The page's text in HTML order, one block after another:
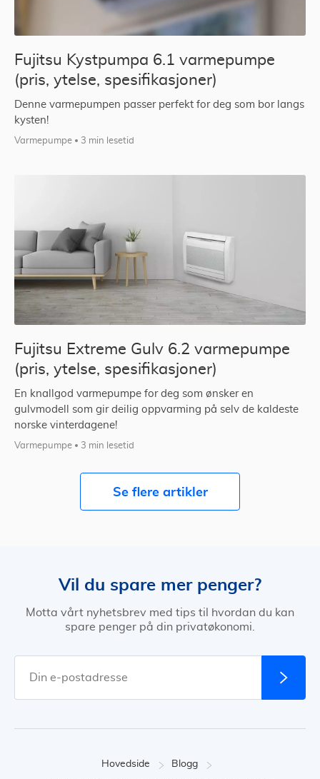
Fujitsu Kystpumpa 6.1 varmepumpe
(pris, ytelse, spesifikasjoner)
Denne varmepumpen passer perfekt for deg som bor langs
kysten!
Varmepumpe 3 min lesetid
Fujitsu Extreme Gulv 6.2 varmepumpe
(pris, ytelse, spesifikasjoner)
En knallgod varmepumpe for deg som ønsker en
gulvmodell som gir deilig oppvarming på selv de kaldeste
norske vinterdagene!
Varmepumpe 3 min lesetid
Se flere artikler
Vil du spare mer penger?
Motta vårt nyhetsbrev med tips til hvordan du kan
spare penger på din privatøkonomi.
Hovedside Blogg